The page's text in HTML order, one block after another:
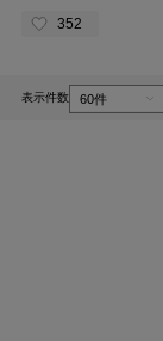
352
表示件数